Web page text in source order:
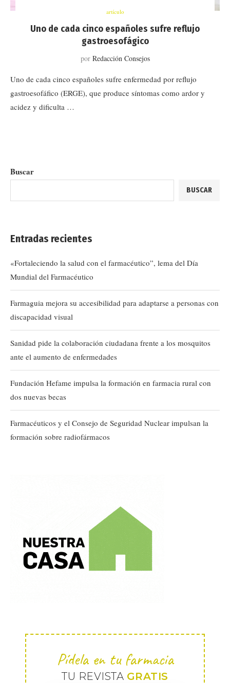
artículo
Uno de cada cinco españoles sufre reflujo
gastroesofágico
por Redacción Consejos
Uno de cada cinco españoles sufre enfermedad por reflujo
gastroesofáfico (ERGE), que produce síntomas como ardor y
acidez y dificulta …
Buscar
BUSCAR
Entradas recientes
«Fortaleciendo la salud con el farmacéutico”, lema del Día
Mundial del Farmacéutico
Farmaguia mejora su accesibilidad para adaptarse a personas con
discapacidad visual
Sanidad pide la colaboración ciudadana frente a los mosquitos
ante el aumento de enfermedades
Fundación Hefame impulsa la formación en farmacia rural con
dos nuevas becas
Farmacéuticos y el Consejo de Seguridad Nuclear impulsan la
formación sobre radiofármacos
Pídela en tu farmacia
TU REVISTA GRATIS